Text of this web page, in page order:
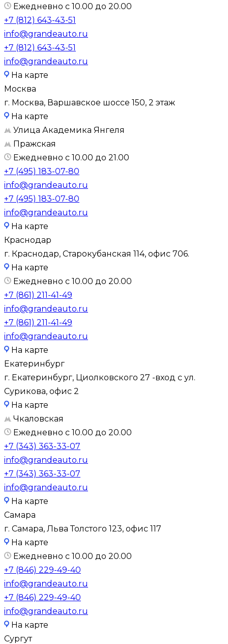
Ежедневно с 10.00 до 20.00
+7 (812) 643-43-51
info@grandeauto.ru
+7 (812) 643-43-51
info@grandeauto.ru
На карте
Москва
г. Москва, Варшавское шоссе 150, 2 этаж
На карте
Улица Академика Янгеля
Пражская
Ежедневно с 10.00 до 21.00
+7 (495) 183-07-80
info@grandeauto.ru
+7 (495) 183-07-80
info@grandeauto.ru
На карте
Краснодар
г. Краснодар, Старокубанская 114, офис 706.
На карте
Ежедневно с 10.00 до 20.00
+7 (861) 211-41-49
info@grandeauto.ru
+7 (861) 211-41-49
info@grandeauto.ru
На карте
Екатеринбург
г. Екатеринбург, Циолковского 27 -вход с ул.
Сурикова, офис 2
На карте
Чкаловская
Ежедневно с 10.00 до 20.00
+7 (343) 363-33-07
info@grandeauto.ru
+7 (343) 363-33-07
info@grandeauto.ru
На карте
Самара
г. Самара, Льва Толстого 123, офис 117
На карте
Ежедневно с 10.00 до 20.00
+7 (846) 229-49-40
info@grandeauto.ru
+7 (846) 229-49-40
info@grandeauto.ru
На карте
Сургут